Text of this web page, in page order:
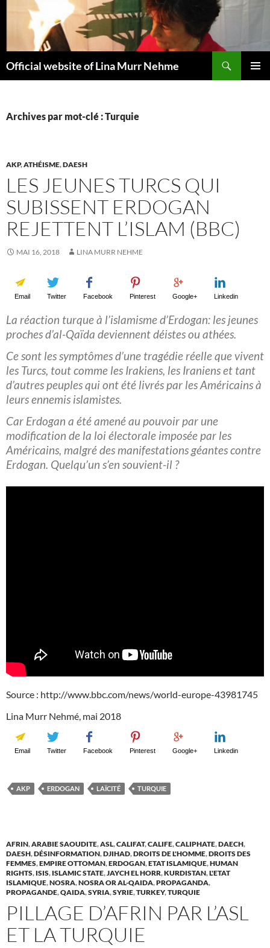
contenu
Official website of Lina Murr Nehme
Archives par mot-clé : Turquie
AKP,ATHÉISME,DAESH
LES JEUNES TURCS QUI
SUBISSENT ERDOGAN
REJETTENT L’ISLAM (BBC)
MAI 16, 2018 LINA MURR NEHME
Email Twitter Facebook Pinterest Google+ Linkedin
La réaction turque à l’islamisme d’Erdogan: les jeunes
proches d’al-Qaïda deviennent déistes ou athées.
Ce sont les symptômes d’une tragédie réelle que vivent
les Turcs, tout comme les Irakiens, les Iraniens et tant
d’autres peuples qui ont été livrés par les Américains à
leurs ennemis islamistes.
Car Erdogan a été amené au pouvoir par une
modification de la loi électorale imposée par les
Américains, malgré des manifestations géantes contre
Erdogan. Quelqu’un s’en souvient-il ?
Source : http://www.bbc.com/news/world-europe-43981745
Lina Murr Nehmé, mai 2018
Email Twitter Facebook Pinterest Google+ Linkedin
AKP ERDOGAN LAÏCITÉ TURQUIE
AFRIN,ARABIE SAOUDITE,ASL,CALIFAT,CALIFE,CALIPHATE,DAECH,
DAESH,DÉSINFORMATION,DJIHAD,DROITS DE L'HOMME,DROITS DES
FEMMES,EMPIRE OTTOMAN,ERDOGAN,ETAT ISLAMIQUE,HUMAN
RIGHTS, ISIS, ISLAMIC STATE,JAYCH EL HORR,KURDISTAN,L'ETAT
ISLAMIQUE,NOSRA,NOSRA OR AL-QAIDA,PROPAGANDA,
PROPAGANDE,QAIDA,SYRIA,SYRIE,TURKEY,TURQUIE
PILLAGE D’AFRIN PAR L’ASL
ET LA TURQUIE